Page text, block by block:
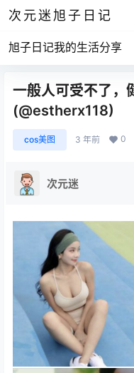
次元迷旭子日记
旭子日记我的生活分享
一般人可受不了，
(@estherx118)
cos美图 3 年前 0
次元迷